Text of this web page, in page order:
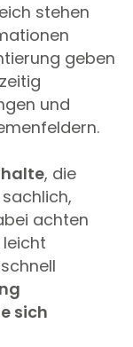
stehen
geben
und
, die
achten
sich